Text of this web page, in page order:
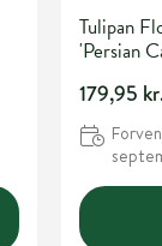
Tulipan
'Persian
179,95